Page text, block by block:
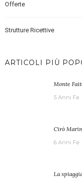
Offerte
Strutture Ricettive
ARTICOLI PIÙ
Monte
5 Anni Fa
Cirò
6 Anni Fa
La